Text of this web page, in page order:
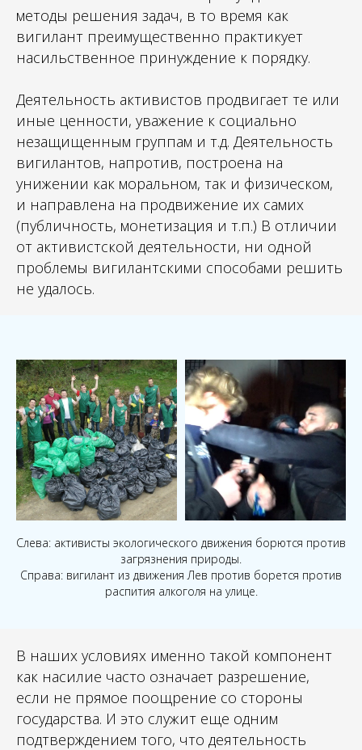
методы решения задач, в то время как
вигилант преимущественно практикует
насильственное принуждение к порядку.
Деятельность активистов продвигает те или
иные ценности, уважение к социально
незащищенным группам и т.д. Деятельность
вигилантов, напротив, построена на
унижении как моральном, так и физическом,
и направлена на продвижение их самих
(публичность, монетизация и т.п.) В отличии
от активистской деятельности, ни одной
проблемы вигилантскими способами решить
не удалось.
Слева: активисты экологического движения борются против
загрязнения природы.
Справа: вигилант из движения Лев против борется против
распития алкоголя на улице.
В наших условиях именно такой компонент
как насилие часто означает разрешение,
если не прямое поощрение со стороны
государства. И это служит еще одним
подтверждением того, что деятельность